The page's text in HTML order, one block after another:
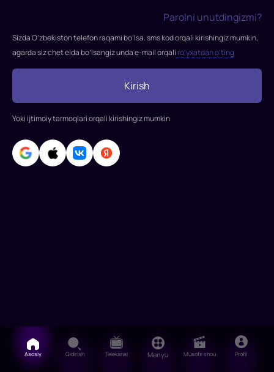
SeleneRollarda:
Kadir
Dogulu,
Atagyul,
Serkan
Shenalp,
Yunus
Emre
Parolni unutdingizmi?
Sizda O’zbekiston telefon raqami bo’lsa. sms kod orqali kirishingiz mumkin,
agarda siz chet elda bo’lsangiz unda e-mail orqali ro’yxatdan o’ting
Kirish
Yoki ijtimoiy tarmoqlari orqali kirishingiz mumkin
Asosiy Qidirish Telekanal Menyu Musofir shou Profil